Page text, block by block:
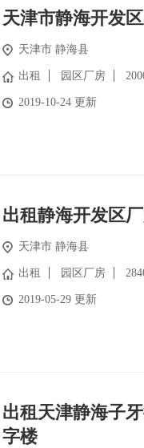
天津市静海开发
天津市 静海县
出租 园区厂房
2019-10-24 更新
出租静海开发区
天津市 静海县
出租 园区厂房
2019-05-29 更新
出租天津静海子
字楼